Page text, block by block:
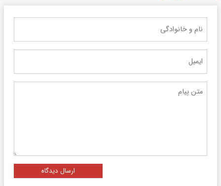
ارسال دیدگاه